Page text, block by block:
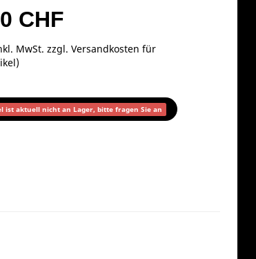
CHF
MwSt. zzgl.Versandkosten für
)
ist aktuell nicht an Lager, bitte fragen Sie an